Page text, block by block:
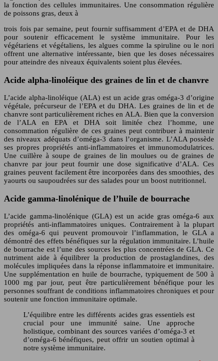
la fonction des cellules immunitaires. Une consommation régulière
de poissons gras, deux à
trois fois par semaine, peut fournir suffisamment d’EPA et de DHA
pour soutenir efficacement le système immunitaire. Pour les
végétariens et végétaliens, les algues comme la spiruline ou le nori
offrent une alternative intéressante, bien que les doses nécessaires
pour atteindre des niveaux équivalents soient plus élevées.
Acide alpha-linoléique des graines de lin et de chanvre
L’acide alpha-linoléique (ALA) est un acide gras oméga-3 d’origine
végétale, précurseur de l’EPA et du DHA. Les graines de lin et de
chanvre sont particulièrement riches en ALA. Bien que la conversion
de l’ALA en EPA et DHA soit limitée chez l’homme, une
consommation régulière de ces graines peut contribuer à maintenir
des niveaux adéquats d’oméga-3 dans l’organisme. L’ALA possède
ses propres propriétés anti-inflammatoires et immunomodulatrices.
Une cuillère à soupe de graines de lin moulues ou de graines de
chanvre par jour peut fournir une dose significative d’ALA. Ces
graines peuvent facilement être incorporées dans des smoothies, des
yaourts ou saupoudrées sur des salades pour un boost nutritionnel.
Acide gamma-linolénique de l’huile de bourrache
L’acide gamma-linolénique (GLA) est un acide gras oméga-6 aux
propriétés anti-inflammatoires uniques. Contrairement à la plupart
des oméga-6 qui peuvent promouvoir l’inflammation, le GLA a
démontré des effets bénéfiques sur la régulation immunitaire. L’huile
de bourrache est l’une des sources les plus concentrées de GLA. Ce
nutriment aide à équilibrer la production de prostaglandines, des
molécules impliquées dans la réponse inflammatoire et immunitaire.
Une supplémentation en huile de bourrache, typiquement de 500 à
1000 mg par jour, peut être particulièrement bénéfique pour les
personnes souffrant de conditions inflammatoires chroniques et pour
soutenir une fonction immunitaire optimale.
L’équilibre entre les différents acides gras essentiels est
crucial pour une immunité saine. Une approche
holistique, combinant des sources variées d’oméga-3 et
d’oméga-6 bénéfiques, peut offrir un soutien optimal à
notre système immunitaire.